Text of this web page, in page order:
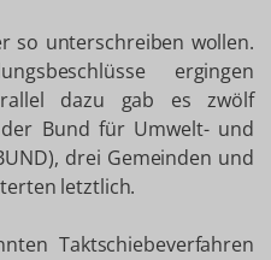
so unterschreiben wollen.
ergingen
dazu gab es zwölf
Bund für Umwelt- und
drei Gemeinden und
letztlich.
Taktschiebeverfahren